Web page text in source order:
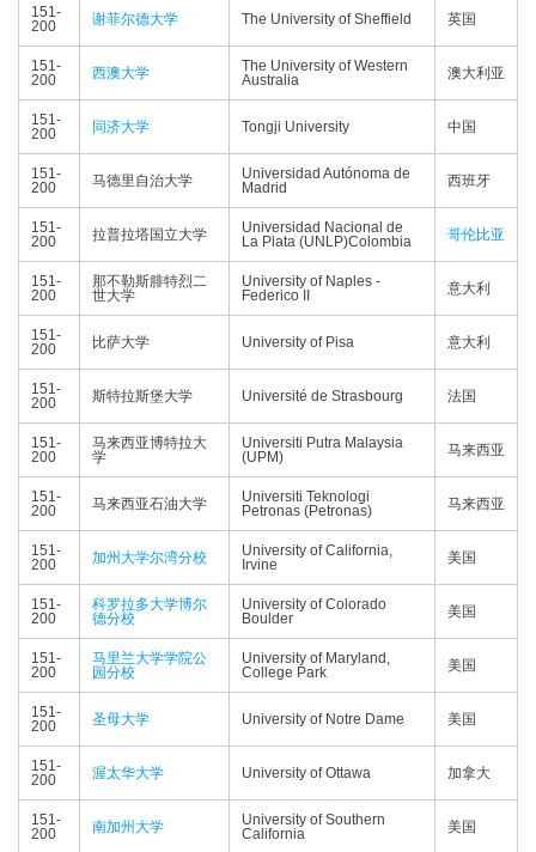
151-
200
谢菲尔德大学 The University of Sheffield 英国
151-
200
西澳大学
The University of Western
Australia
澳大利亚
151-
200
同济大学 Tongji University 中国
151-
200
马德里自治大学
Universidad Autónoma de
Madrid
西班牙
151-
200
拉普拉塔国立大学
Universidad Nacional de
La Plata (UNLP)Colombia
哥伦比亚
151-
200
那不勒斯腓特烈二
世大学
University of Naples -
Federico II
意大利
151-
200
比萨大学 University of Pisa 意大利
151-
200
斯特拉斯堡大学 Université de Strasbourg 法国
151-
200
马来西亚博特拉大
学
Universiti Putra Malaysia
(UPM)
马来西亚
151-
200
马来西亚石油大学
Universiti Teknologi
Petronas (Petronas)
马来西亚
151-
200
加州大学尔湾分校
University of California,
Irvine
美国
151-
200
科罗拉多大学博尔
德分校
University of Colorado
Boulder
美国
151-
200
马里兰大学学院公
园分校
University of Maryland,
College Park
美国
151-
200
圣母大学 University of Notre Dame 美国
151-
200
渥太华大学 University of Ottawa 加拿大
151-
200
南加州大学
University of Southern
California
美国